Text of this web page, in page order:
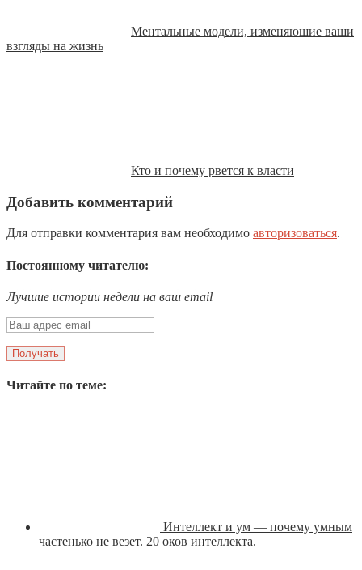
Ментальные модели, изменяюшие ваши
взгляды на жизнь
Кто и почему рвется к власти
Добавить комментарий
Для отправки комментария вам необходимо авторизоваться.
Постоянному читателю:
Лучшие истории недели на ваш email
Читайте по теме:
Интеллект и ум — почему умным
частенько не везет. 20 оков интеллекта.